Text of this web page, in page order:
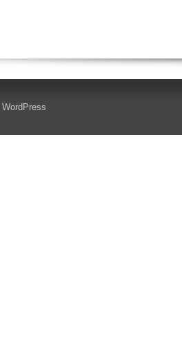
WordPress